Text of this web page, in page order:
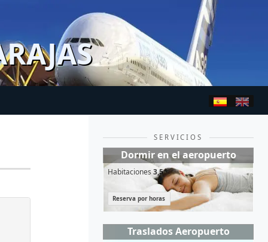
SERVICIOS
Dormir en el aeropuerto
Habitaciones3,5*
Reserva por horas
Traslados Aeropuerto